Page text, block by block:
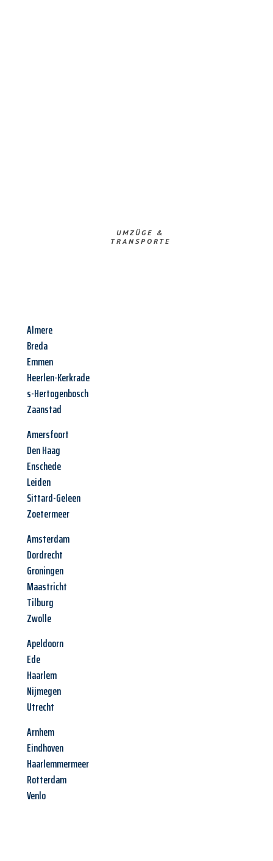
UMZÜGE &
TRANSPORTE
Almere
Breda
Emmen
Heerlen-Kerkrade
s-Hertogenbosch
Zaanstad
Amersfoort
Den Haag
Enschede
Leiden
Sittard-Geleen
Zoetermeer
Amsterdam
Dordrecht
Groningen
Maastricht
Tilburg
Zwolle
Apeldoorn
Ede
Haarlem
Nijmegen
Utrecht
Arnhem
Eindhoven
Haarlemmermeer
Rotterdam
Venlo